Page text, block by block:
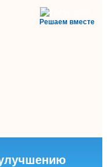
Решаем вместе